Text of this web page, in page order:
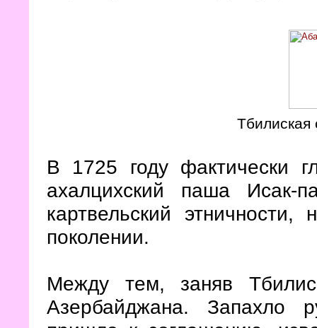
Тбилиская
В 1725 году фактически
ахалцихский паша Исак-
картвельский
поколении.
Между тем, заняв
Азербайджана. Запахло